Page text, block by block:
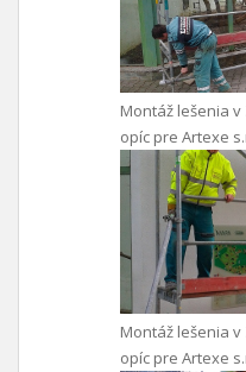
Montáž lešenia v
opíc pre Artexe
Montáž lešenia v
opíc pre Artexe